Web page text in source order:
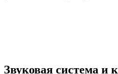
Звуковая система и